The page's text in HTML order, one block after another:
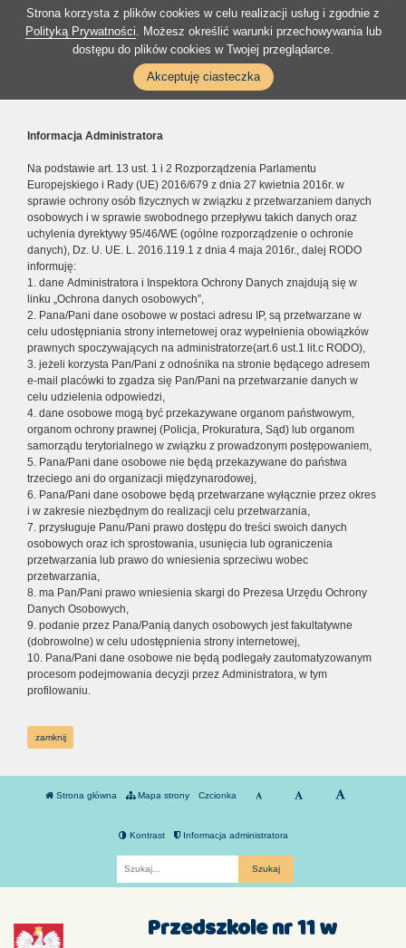
Strona korzysta z plików cookies w celu realizacji usług i zgodnie z
Polityką Prywatności. Możesz określić warunki przechowywania lub
dostępu do plików cookies w Twojej przeglądarce.
Akceptuję ciasteczka
Informacja Administratora
Na podstawie art. 13 ust. 1 i 2 Rozporządzenia Parlamentu
Europejskiego i Rady (UE) 2016/679 z dnia 27 kwietnia 2016r. w
sprawie ochrony osób fizycznych w związku z przetwarzaniem danych
osobowych i w sprawie swobodnego przepływu takich danych oraz
uchylenia dyrektywy 95/46/WE (ogólne rozporządzenie o ochronie
danych), Dz. U. UE. L. 2016.119.1 z dnia 4 maja 2016r., dalej RODO
informuję:
1. dane Administratora i Inspektora Ochrony Danych znajdują się w
linku „Ochrona danych osobowych”,
2. Pana/Pani dane osobowe w postaci adresu IP, są przetwarzane w
celu udostępniania strony internetowej oraz wypełnienia obowiązków
prawnych spoczywających na administratorze(art.6 ust.1 lit.c RODO),
3. jeżeli korzysta Pan/Pani z odnośnika na stronie będącego adresem
e-mail placówki to zgadza się Pan/Pani na przetwarzanie danych w
celu udzielenia odpowiedzi,
4. dane osobowe mogą być przekazywane organom państwowym,
organom ochrony prawnej (Policja, Prokuratura, Sąd) lub organom
samorządu terytorialnego w związku z prowadzonym postępowaniem,
5. Pana/Pani dane osobowe nie będą przekazywane do państwa
trzeciego ani do organizacji międzynarodowej,
6. Pana/Pani dane osobowe będą przetwarzane wyłącznie przez okres
i w zakresie niezbędnym do realizacji celu przetwarzania,
7. przysługuje Panu/Pani prawo dostępu do treści swoich danych
osobowych oraz ich sprostowania, usunięcia lub ograniczenia
przetwarzania lub prawo do wniesienia sprzeciwu wobec
przetwarzania,
8. ma Pan/Pani prawo wniesienia skargi do Prezesa Urzędu Ochrony
Danych Osobowych,
9. podanie przez Pana/Panią danych osobowych jest fakultatywne
(dobrowolne) w celu udostępnienia strony internetowej,
10. Pana/Pani dane osobowe nie będą podlegały zautomatyzowanym
procesom podejmowania decyzji przez Administratora, w tym
profilowaniu.
zamknij
Strona główna Mapa strony Czcionka
Kontrast Informacja administratora
Przedszkole nr 11 w